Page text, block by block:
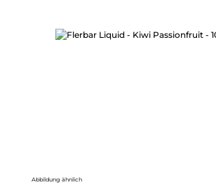
Bildergalerie überspringen
Abbildung ähnlich